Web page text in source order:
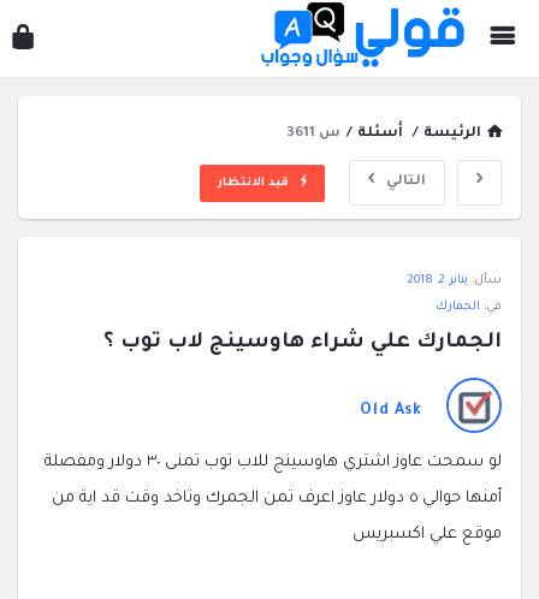
الرئيسة / أسئلة / س 3611
التالي قيد الانتظار
سؤال
وجواب
أسئلة
سأل: يناير 2, 2018
في: الجمارك
الجمارك علي شراء هاوسينج لاب توب ؟
Old Ask
لو سمحت عاوز اشتري هاوسينج للاب توب تمنى ٣٠ دولار ومفصلة
أمنها حوالي ٥ دولار عاوز اعرف تمن الجمرك وتاخد وقت قد اية من
موقع علي اكسبريس